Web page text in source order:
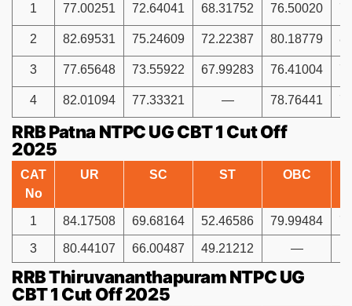
1 77.00251 72.64041 68.31752 76.50020
2 82.69531 75.24609 72.22387 80.18779
3 77.65648 73.55922 67.99283 76.41004
4 82.01094 77.33321 — 78.76441
RRB Patna NTPC UG CBT 1 Cut Off
2025
CAT
No
UR SC ST OBC
1 84.17508 69.68164 52.46586 79.99484
3 80.44107 66.00487 49.21212 —
RRB Thiruvananthapuram NTPC UG
CBT 1 Cut Off 2025